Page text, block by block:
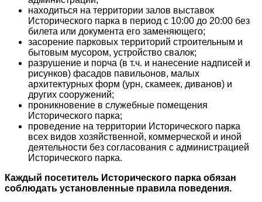
находиться на территории залов выставок
Исторического парка в период с 10:00 до 20:00 без
билета или документа его заменяющего;
засорение парковых территорий строительным и
бытовым мусором, устройство свалок;
разрушение и порча (в т.ч. и нанесение надписей и
рисунков) фасадов павильонов, малых
архитектурных форм (урн, скамеек, диванов) и
других сооружений;
проникновение в служебные помещения
Исторического парка;
проведение на территории Исторического парка
всех видов хозяйственной, коммерческой и иной
деятельности без согласования с администрацией
Исторического парка.
Каждый посетитель Исторического парка обязан
соблюдать установленные правила поведения.